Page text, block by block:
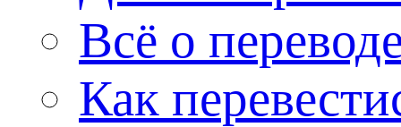
Всё о
Как